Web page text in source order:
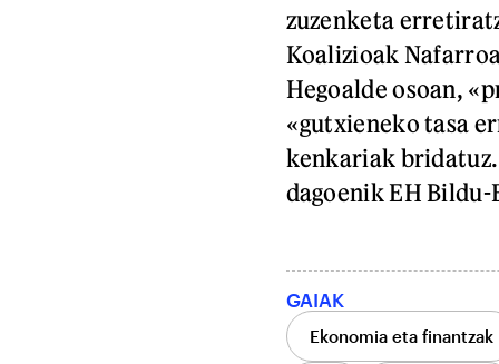
zuzenketa
Koalizioak
Hegoalde osoan,
«gutxieneko tasa
kenkariak
dagoenik EH
GAIAK
Ekonomia eta finantzak